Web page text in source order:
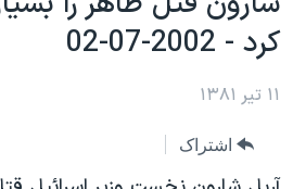
به
محتوای
اصلی
جهش
صفحه
نسخه سبک وب‌سایت
موضوع ها
ایران
آمریکا
جهان
برنامه های تلویزیونی
جدول برنامه ها
صفحه‌های ویژه
کرد - 2002-07-02
۱۱ تیر ۱۳۸۱
اشتراک